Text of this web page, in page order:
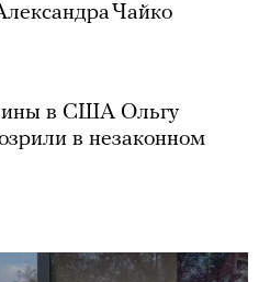
Чайко
в США Ольгу
в незаконном